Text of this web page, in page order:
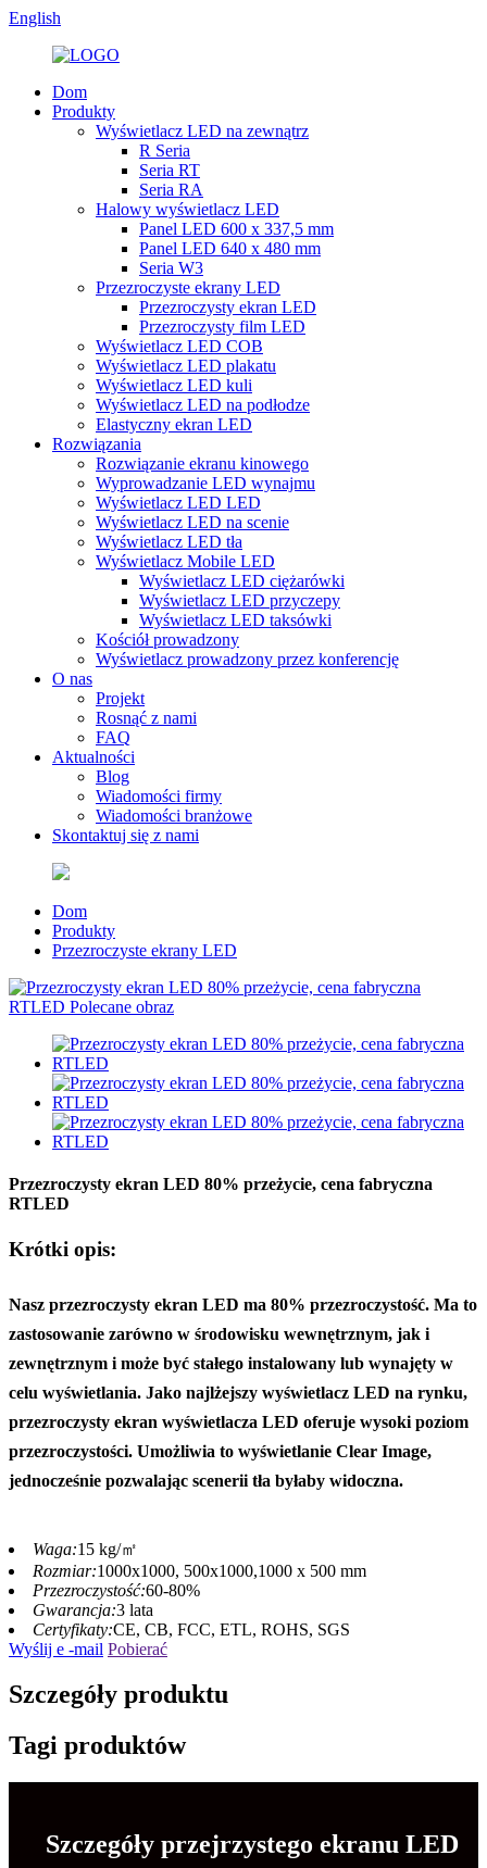
English
Dom
Produkty
Wyświetlacz LED na zewnątrz
R Seria
Seria RT
Seria RA
Halowy wyświetlacz LED
Panel LED 600 x 337,5 mm
Panel LED 640 x 480 mm
Seria W3
Przezroczyste ekrany LED
Przezroczysty ekran LED
Przezroczysty film LED
Wyświetlacz LED COB
Wyświetlacz LED plakatu
Wyświetlacz LED kuli
Wyświetlacz LED na podłodze
Elastyczny ekran LED
Rozwiązania
Rozwiązanie ekranu kinowego
Wyprowadzanie LED wynajmu
Wyświetlacz LED LED
Wyświetlacz LED na scenie
Wyświetlacz LED tła
Wyświetlacz Mobile LED
Wyświetlacz LED ciężarówki
Wyświetlacz LED przyczepy
Wyświetlacz LED taksówki
Kościół prowadzony
Wyświetlacz prowadzony przez konferencję
O nas
Projekt
Rosnąć z nami
FAQ
Aktualności
Blog
Wiadomości firmy
Wiadomości branżowe
Skontaktuj się z nami
Dom
Produkty
Przezroczyste ekrany LED
Przezroczysty ekran LED 80% przeżycie, cena fabryczna
RTLED
Krótki opis:
Nasz przezroczysty ekran LED ma 80% przezroczystość. Ma to
zastosowanie zarówno w środowisku wewnętrznym, jak i
zewnętrznym i może być stałego instalowany lub wynajęty w
celu wyświetlania. Jako najlżejszy wyświetlacz LED na rynku,
przezroczysty ekran wyświetlacza LED oferuje wysoki poziom
przezroczystości. Umożliwia to wyświetlanie Clear Image,
jednocześnie pozwalając scenerii tła byłaby widoczna.
Waga:15 kg/㎡
Rozmiar:1000x1000, 500x1000,1000 x 500 mm
Przezroczystość:60-80%
Gwarancja:3 lata
Certyfikaty:CE, CB, FCC, ETL, ROHS, SGS
Wyślij e -mail Pobierać
Szczegóły produktu
Tagi produktów
Szczegóły przejrzystego ekranu LED